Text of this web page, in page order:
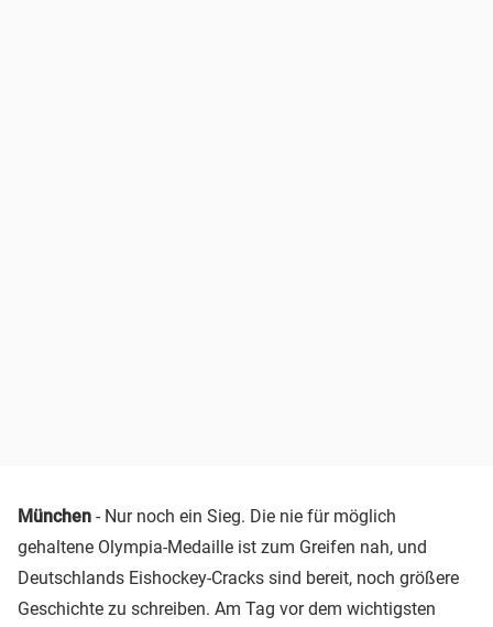
München - Nur noch ein Sieg. Die nie für möglich
gehaltene Olympia-Medaille ist zum Greifen nah, und
Deutschlands Eishockey-Cracks sind bereit, noch größere
Geschichte zu schreiben. Am Tag vor dem wichtigsten